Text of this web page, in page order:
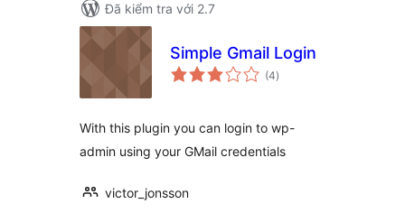
Đã kiểm tra với 2.7
Simple Gmail Login
(4tổng
đánh
)
With this plugin you can login to wp-
admin using your GMail credentials
victor_jonsson